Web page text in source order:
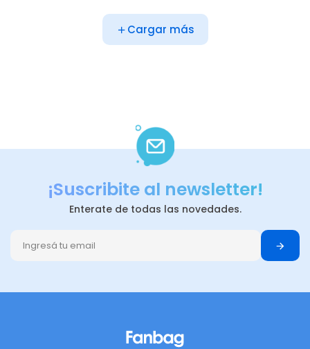
Cargar más
¡Suscribite al newsletter!
Enterate de todas las novedades.